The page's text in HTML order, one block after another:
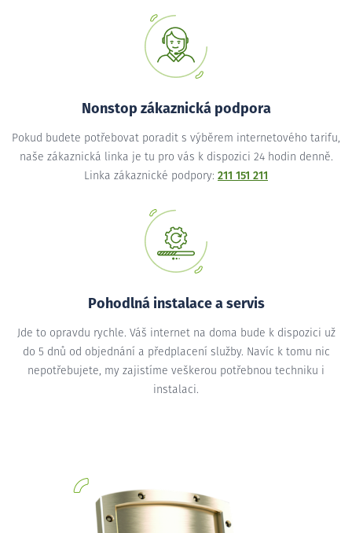
Nonstop zákaznická podpora
Pokud budete potřebovat poradit s výběrem internetového tarifu,
naše zákaznická linka je tu pro vás k dispozici 24 hodin denně.
Linka zákaznické podpory: 211 151 211
Pohodlná instalace a servis
Jde to opravdu rychle. Váš internet na doma bude k dispozici už
do 5 dnů od objednání a předplacení služby. Navíc k tomu nic
nepotřebujete, my zajistíme veškerou potřebnou techniku i
instalaci.